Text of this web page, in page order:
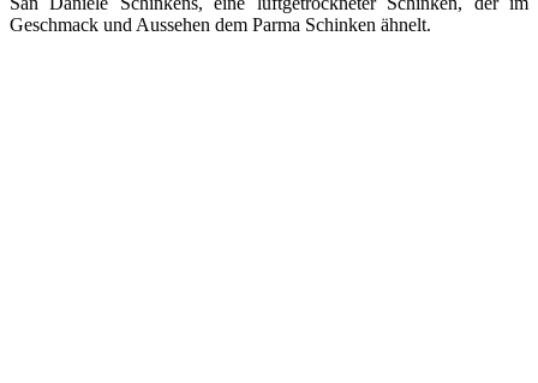
Geschmack und Aussehen dem Parma Schinken ähnelt.